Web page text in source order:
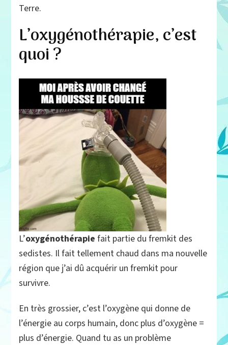
Terre.
L’oxygénothérapie, c’est
quoi ?
L’oxygénothérapie fait partie du fremkit des
sedistes. Il fait tellement chaud dans ma nouvelle
région que j’ai dû acquérir un fremkit pour
survivre.
En très grossier, c’est l’oxygène qui donne de
l’énergie au corps humain, donc plus d’oxygène =
plus d’énergie. Quand tu as un problème